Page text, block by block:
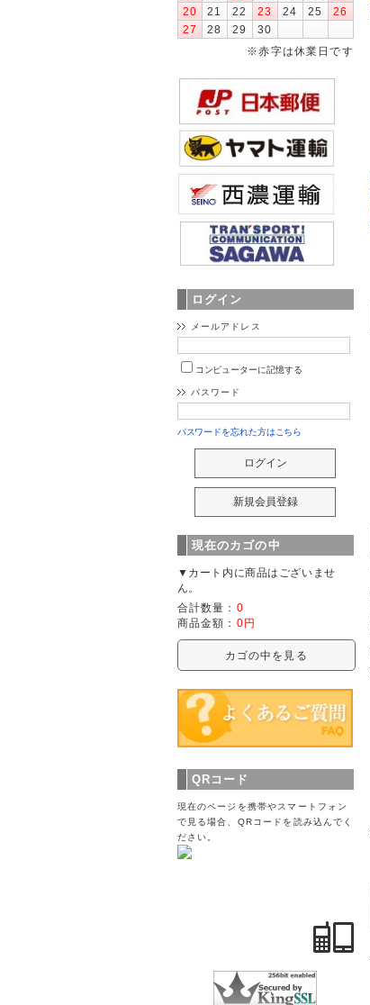
20
21 22 23 24 25
26
27
28 29
30
※赤字は休業日です
ログイン
メールアドレス
コンピューターに記憶する
パスワード
パスワードを忘れた方はこちら
現在のカゴの中
▼カート内に商品はございませ
ん。
合計数量： 0
商品金額： 0円
カゴの中を見る
QRコード
現在のページを携帯やスマートフォン
で見る場合、QRコードを読み込んでく
ださい。